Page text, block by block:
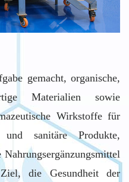
gemacht, organische,
Materialien sowie
Wirkstoffe für
und sanitäre Produkte,
die Gesundheit der